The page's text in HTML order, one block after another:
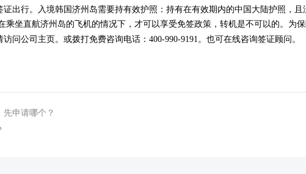
证出行。入境韩国济州岛需要持有效护照：持有在有效期内的中国大陆护照，
乘坐直航济州岛的飞机的情况下，才可以享受免签政策，转机是不可以的。为
访问公司主页。或拨打免费咨询电话： 400-990-9191。也可在线咨询签证顾问。
先申请哪个？